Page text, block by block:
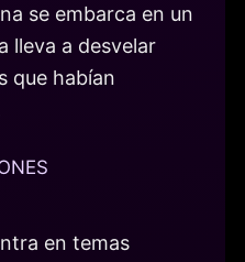
se embarca en un
lleva a desvelar
que habían
en temas